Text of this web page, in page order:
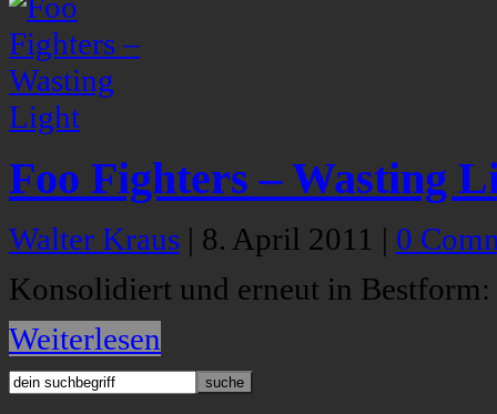
Foo Fighters – Wasting
Walter Kraus | 8. April 2011 | 0
Konsolidiert und erneut in
Weiterlesen